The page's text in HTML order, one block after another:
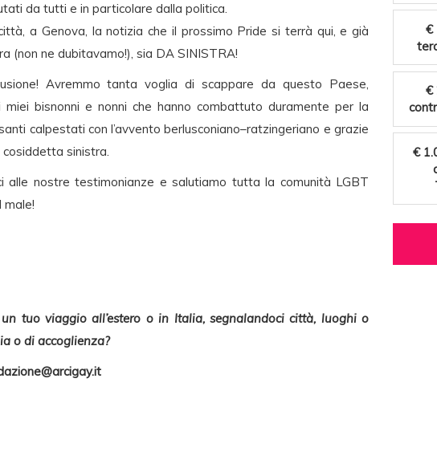
da tutti e in particolare dalla politica.
a Genova, la notizia che il prossimo Pride si terrà qui, e già
(non ne dubitavamo!), sia DA SINISTRA!
Avremmo tanta voglia di scappare da questo Paese,
bisnonni e nonni che hanno combattuto duramente per la
calpestati con l’avvento berlusconiano–ratzingeriano e grazie
sinistra.
alle nostre testimonianze e salutiamo tutta la comunità LGBT
male!
tuo viaggio all’estero o in Italia, segnalandoci città, luoghi o
o di accoglienza?
€
€
€